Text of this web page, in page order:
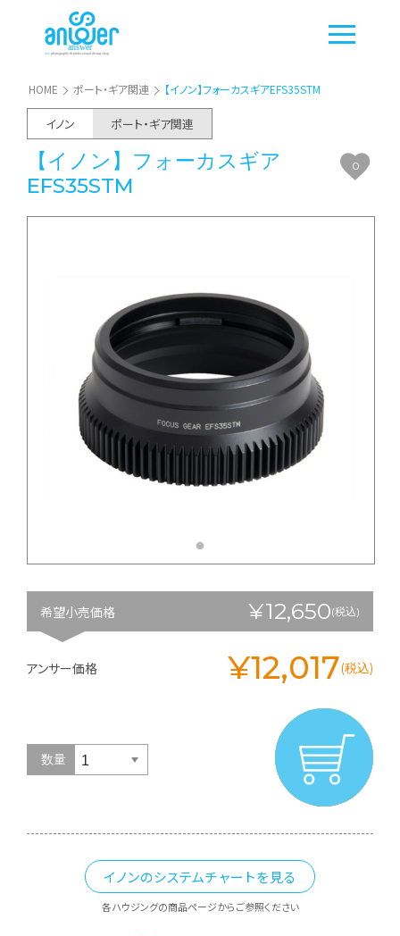
HOME ポート・ギア関連 【イノン】フォーカスギアEFS35STM
イノン ポート・ギア関連
【イノン】フォーカスギア
EFS35STM
0
希望小売価格 ¥12,650(税込)
アンサー価格 ¥12,017(税込)
数量
イノンのシステムチャートを見る
各ハウジングの商品ページからご参照ください